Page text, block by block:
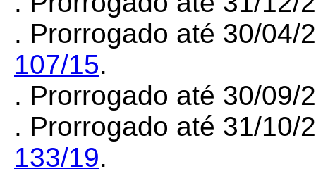
. Prorrogado até 30/04/
107/15.
. Prorrogado até 30/
. Prorrogado até 31/10/
133/19.